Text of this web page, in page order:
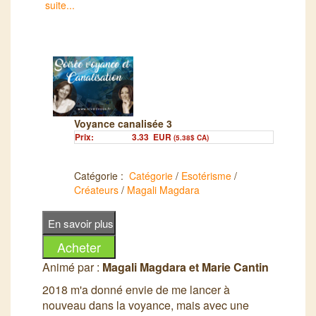
Vous avez pu découvrir et essayer le Silence
dans cette dimension de Partages, de
retrouvailles et de Joie. Je vous
accompagnerai avec plaisir vers ces instants
de joie, d'émerveillement et de fraternité. Vous
avez rendez-vous avec vous-même
suite...
Voyance canalisée 3
Prix: 3.33 EUR (5.38$ CA)
Catégorie : Catégorie / Esotérisme /
Créateurs / Magali Magdara
Animé par : Magali Magdara et Marie Cantin
2018 m'a donné envie de me lancer à
nouveau dans la voyance, mais avec une